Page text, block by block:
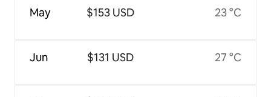
May
Jun
$153 USD
$131 USD
23 °C
27 °C